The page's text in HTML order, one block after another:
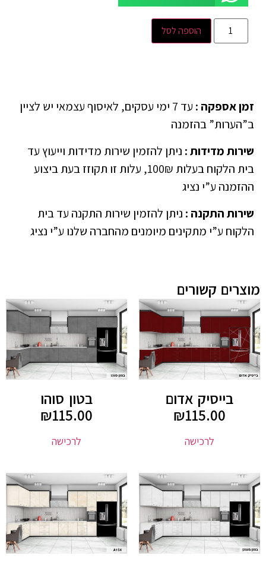
הוספה לסל
זמן אספקה :
עד 7 ימי עסקים, לאיסוף עצמאי יש לציין
ב”הערות” בהזמנה
שירות מדידות: ניתן להזמין שירות מדידות וייעוץ עד
בית הלקוח בעלות 100₪, עלות זו תקוזז בעת ביצוע
ההזמנה ע”י נציג
שירות התקנה : ניתן להזמין שירות התקנה עד בית
הלקוח ע”י מתקינים מיומנים מהחברה שלנו ע”י נציג
מוצרים קשורים
בייסיק אדום
₪115.00
לרכישה
בטון סוהו
₪115.00
לרכישה